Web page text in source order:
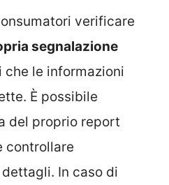
verificare
segnalazione
che le informazioni
È possibile
del proprio report
controllare
In caso di